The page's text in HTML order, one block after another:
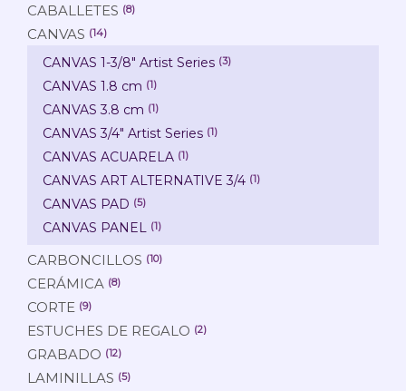
CABALLETES (8)
CANVAS (14)
CANVAS 1-3/8" Artist Series (3)
CANVAS 1.8 cm (1)
CANVAS 3.8 cm (1)
CANVAS 3/4" Artist Series (1)
CANVAS ACUARELA (1)
CANVAS ART ALTERNATIVE 3/4 (1)
CANVAS PAD (5)
CANVAS PANEL (1)
CARBONCILLOS (10)
CERÁMICA (8)
CORTE (9)
ESTUCHES DE REGALO (2)
GRABADO (12)
LAMINILLAS (5)